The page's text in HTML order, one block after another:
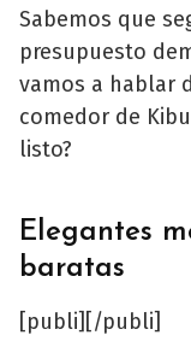
Sabemos que
presupuesto
vamos a hablar
comedor de
listo?
Elegantes
baratas
[publi][/publi]